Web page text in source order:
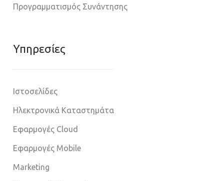
Προγραμματισμός Συνάντησης
Υπηρεσίες
Ιστοσελίδες
Ηλεκτρονικά Καταστημάτα
Εφαρμογές Cloud
Εφαρμογές Mobile
Marketing